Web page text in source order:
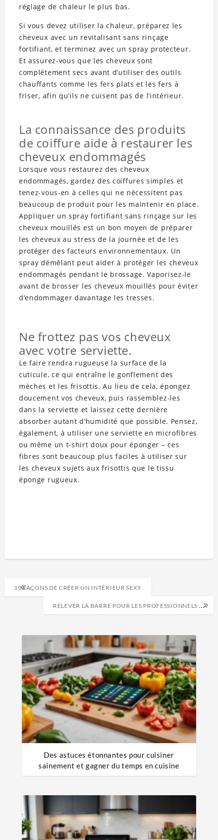
réglage de chaleur le plus bas.
Si vous devez utiliser la chaleur, préparez les
cheveux avec un revitalisant sans rinçage
fortifiant, et terminez avec un spray protecteur.
Et assurez-vous que les cheveux sont
complètement secs avant d’utiliser des outils
chauffants comme les fers plats et les fers à
friser, afin qu’ils ne cuisent pas de l’intérieur.
La connaissance des produits
de coiffure aide à restaurer les
cheveux endommagés
Lorsque vous restaurez des cheveux
endommagés, gardez des coiffures simples et
tenez-vous-en à celles qui ne nécessitent pas
beaucoup de produit pour les maintenir en place.
Appliquer un spray fortifiant sans rinçage sur les
cheveux mouillés est un bon moyen de préparer
les cheveux au stress de la journée et de les
protéger des facteurs environnementaux. Un
spray démêlant peut aider à protéger les cheveux
endommagés pendant le brossage. Vaporisez-le
avant de brosser les cheveux mouillés pour éviter
d’endommager davantage les tresses.
Ne frottez pas vos cheveux
avec votre serviette.
Le faire rendra rugueuse la surface de la
cuticule, ce qui entraîne le gonflement des
mèches et les frisottis. Au lieu de cela, épongez
doucement vos cheveux, puis rassemblez-les
dans la serviette et laissez cette dernière
absorber autant d’humidité que possible. Pensez,
également, à utiliser une serviette en microfibres
ou même un t-shirt doux pour éponger – ces
fibres sont beaucoup plus faciles à utiliser sur
les cheveux sujets aux frisottis que le tissu
éponge rugueux.
10 FAÇONS DE CRÉER UN INTÉRIEUR SEXY
RELEVER LA BARRE POUR LES PROFESSIONNELS DE L’AUTOMOBILE
Des astuces étonnantes pour cuisiner
sainement et gagner du temps en cuisine